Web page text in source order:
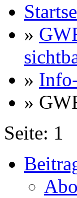
»
»
»
Seite: 1